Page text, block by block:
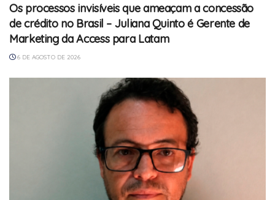
Os processos invisíveis que ameaçam a concessão
de crédito no Brasil – Juliana Quinto é Gerente de
Marketing da Access para Latam
6 DE AGOSTO DE 2026